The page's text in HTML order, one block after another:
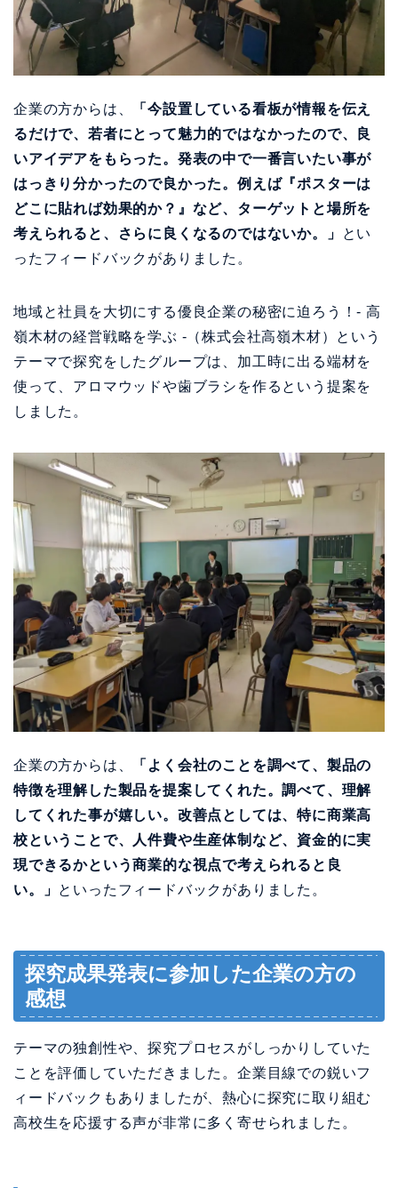
企業の方からは、
「今設置している看板が情報を伝え
るだけで、若者にとって魅力的ではなかったので、良
いアイデアをもらった。発表の中で一番言いたい事が
はっきり分かったので良かった。例えば『ポスターは
どこに貼れば効果的か？』など、ターゲットと場所を
考えられると、さらに良くなるのではないか。」
とい
ったフィードバックがありました。
地域と社員を大切にする優良企業の秘密に迫ろう！- 高
嶺木材の経営戦略を学ぶ -（株式会社高嶺木材）という
テーマで探究をしたグループは、加工時に出る端材を
使って、アロマウッドや歯ブラシを作るという提案を
しました。
企業の方からは、
「よく会社のことを調べて、製品の
特徴を理解した製品を提案してくれた。調べて、理解
してくれた事が嬉しい。改善点としては、特に商業高
校ということで、人件費や生産体制など、資金的に実
現できるかという商業的な視点で考えられると良
い。」 といったフィードバックがありました。
探究成果発表に参加した企業の方の
感想
テーマの独創性や、探究プロセスがしっかりしていた
ことを評価していただきました。企業目線での鋭いフ
ィードバックもありましたが、熱心に探究に取り組む
高校生を応援する声が非常に多く寄せられました。